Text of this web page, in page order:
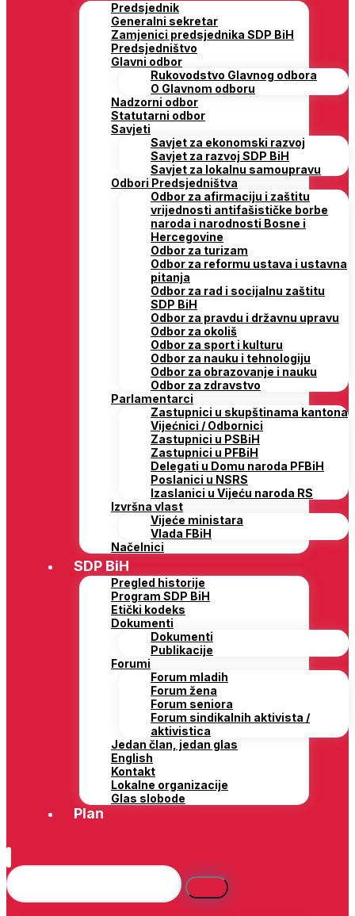
Predsjednik
Generalni sekretar
Zamjenici predsjednika SDP BiH
Predsjedništvo
Glavni odbor
Rukovodstvo Glavnog odbora
O Glavnom odboru
Nadzorni odbor
Statutarni odbor
Savjeti
Savjet za ekonomski razvoj
Savjet za razvoj SDP BiH
Savjet za lokalnu samoupravu
Odbori Predsjedništva
Odbor za afirmaciju i zaštitu
vrijednosti antifašističke borbe
naroda i narodnosti Bosne i
Hercegovine
Odbor za turizam
Odbor za reformu ustava i ustavna
pitanja
Odbor za rad i socijalnu zaštitu
SDP BiH
Odbor za pravdu i državnu upravu
Odbor za okoliš
Odbor za sport i kulturu
Odbor za nauku i tehnologiju
Odbor za obrazovanje i nauku
Odbor za zdravstvo
Parlamentarci
Zastupnici u skupštinama kantona
Vijećnici / Odbornici
Zastupnici u PSBiH
Zastupnici u PFBiH
Delegati u Domu naroda PFBiH
Poslanici u NSRS
Izaslanici u Vijeću naroda RS
Izvršna vlast
Vijeće ministara
Vlada FBiH
Načelnici
SDP BiH
Pregled historije
Program SDP BiH
Etički kodeks
Dokumenti
Dokumenti
Publikacije
Forumi
Forum mladih
Forum žena
Forum seniora
Forum sindikalnih aktivista /
aktivistica
Jedan član, jedan glas
English
Kontakt
Lokalne organizacije
Glas slobode
Plan